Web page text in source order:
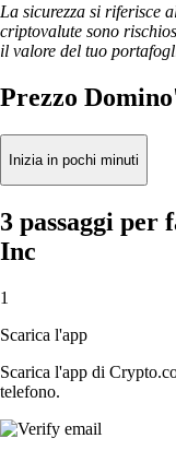
La sicurezza si riferisce
criptovalute sono
il valore del tuo
Prezzo
Inizia in pochi minuti
3 passaggi per
Inc
1
Scarica l'app
Scarica l'app di
telefono.